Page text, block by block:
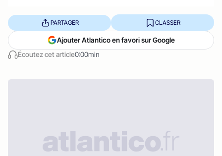
Écoutez cet article0:00min
PARTAGER CLASSER
Ajouter Atlantico en favori sur Google